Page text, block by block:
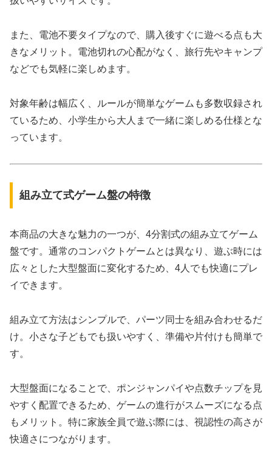
また、電池不要タイプなので、購入後すぐに遊べる点も大
きなメリット。電池切れの心配がなく、旅行先やキャンプ
などでも気軽に楽しめます。
対象年齢は幅広く、ルールが簡単なゲームも多数収録され
ているため、小学生から大人まで一緒に楽しめる仕様とな
っています。
組み立て式ゲーム盤の特徴
本商品の大きな魅力の一つが、4分割式の組み立てゲーム
盤です。通常のコンパクトゲームとは異なり、遊ぶ時には
広々とした大型盤面に変化するため、4人でも快適にプレ
イできます。
組み立て方法はシンプルで、パーツ同士を組み合わせるだ
け。小さな子どもでも扱いやすく、準備や片付けも簡単で
す。
大型盤面になることで、ポンジャンパイや点数チップを見
やすく配置できるため、ゲームの進行がスムーズになる点
もメリット。特に家族全員で遊ぶ際には、視認性の高さが
快適さにつながります。